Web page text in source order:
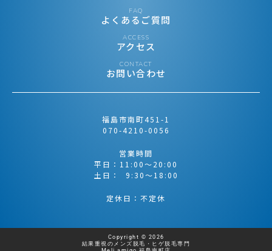
FAQ
よくあるご質問
ACCESS
アクセス
CONTACT
お問い合わせ
福島市南町451-1
070-4210-0056
営業時間
平日：11:00〜20:00
土日： 9:30〜18:00
定休日：不定休
Copyright © 2026
結果重視のメンズ脱毛・ヒゲ脱毛専門